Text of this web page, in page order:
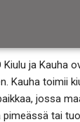
Kiulu ja Kauha
Kauha toimii
jossa
tai